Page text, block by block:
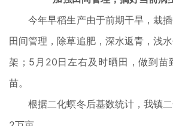
今年早稻生产由于前期干旱，栽插
田间管理，除草追肥，深水返青，浅
架；5月20日左右及时晒田，做到苗
苗。
根据二化螟冬后基数统计，我镇二